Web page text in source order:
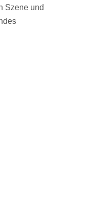
Szene und